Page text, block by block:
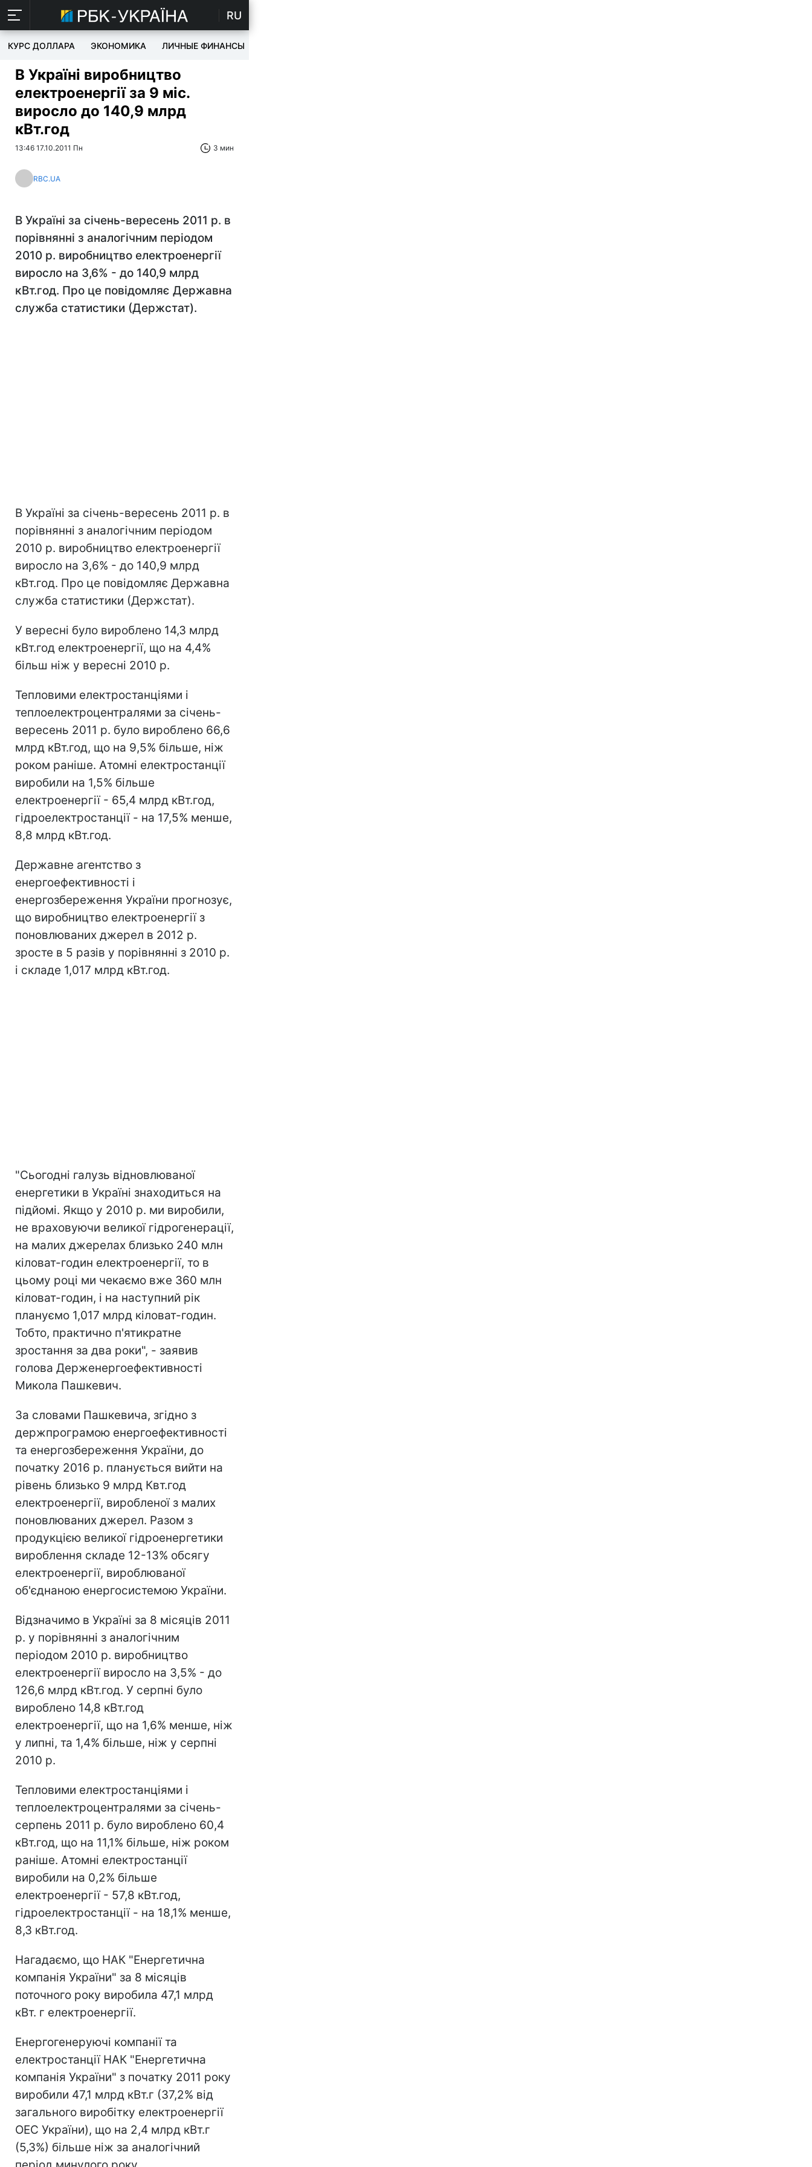
RU
КУРС ДОЛЛАРА ЭКОНОМИКА ЛИЧНЫЕ ФИНАНСЫ
В Україні виробництво
електроенергії за 9 міс.
виросло до 140,9 млрд
кВт.год
13:46 17.10.2011 Пн 3 мин
RBC.UA
В Україні за січень-вересень 2011 р. в
порівнянні з аналогічним періодом
2010 р. виробництво електроенергії
виросло на 3,6% - до 140,9 млрд
кВт.год. Про це повідомляє Державна
служба статистики (Держстат).
В Україні за січень-вересень 2011 р. в
порівнянні з аналогічним періодом
2010 р. виробництво електроенергії
виросло на 3,6% - до 140,9 млрд
кВт.год. Про це повідомляє Державна
служба статистики (Держстат).
У вересні було вироблено 14,3 млрд
кВт.год електроенергії, що на 4,4%
більш ніж у вересні 2010 р.
Тепловими електростанціями і
теплоелектроцентралями за січень-
вересень 2011 р. було вироблено 66,6
млрд кВт.год, що на 9,5% більше, ніж
роком раніше. Атомні електростанції
виробили на 1,5% більше
електроенергії - 65,4 млрд кВт.год,
гідроелектростанції - на 17,5% менше,
8,8 млрд кВт.год.
Державне агентство з
енергоефективності і
енергозбереження України прогнозує,
що виробництво електроенергії з
поновлюваних джерел в 2012 р.
зросте в 5 разів у порівнянні з 2010 р.
і складе 1,017 млрд кВт.год.
"Сьогодні галузь відновлюваної
енергетики в Україні знаходиться на
підйомі. Якщо у 2010 р. ми виробили,
не враховуючи великої гідрогенерації,
на малих джерелах близько 240 млн
кіловат-годин електроенергії, то в
цьому році ми чекаємо вже 360 млн
кіловат-годин, і на наступний рік
плануємо 1,017 млрд кіловат-годин.
Тобто, практично п'ятикратне
зростання за два роки", - заявив
голова Держенергоефективності
Микола Пашкевич.
За словами Пашкевича, згідно з
держпрограмою енергоефективності
та енергозбереження України, до
початку 2016 р. планується вийти на
рівень близько 9 млрд Квт.год
електроенергії, виробленої з малих
поновлюваних джерел. Разом з
продукцією великої гідроенергетики
вироблення складе 12-13% обсягу
електроенергії, вироблюваної
об'єднаною енергосистемою України.
Відзначимо в Україні за 8 місяців 2011
р. у порівнянні з аналогічним
періодом 2010 р. виробництво
електроенергії виросло на 3,5% - до
126,6 млрд кВт.год. У серпні було
вироблено 14,8 кВт.год
електроенергії, що на 1,6% менше, ніж
у липні, та 1,4% більше, ніж у серпні
2010 р.
Тепловими електростанціями і
теплоелектроцентралями за січень-
серпень 2011 р. було вироблено 60,4
кВт.год, що на 11,1% більше, ніж роком
раніше. Атомні електростанції
виробили на 0,2% більше
електроенергії - 57,8 кВт.год,
гідроелектростанції - на 18,1% менше,
8,3 кВт.год.
Нагадаємо, що НАК "Енергетична
компанія України" за 8 місяців
поточного року виробила 47,1 млрд
кВт. г електроенергії.
Енергогенеруючі компанії та
електростанції НАК "Енергетична
компанія України" з початку 2011 року
виробили 47,1 млрд кВт.г (37,2% від
загального виробітку електроенергії
ОЕС України), що на 2,4 млрд кВт.г
(5,3%) більше ніж за аналогічний